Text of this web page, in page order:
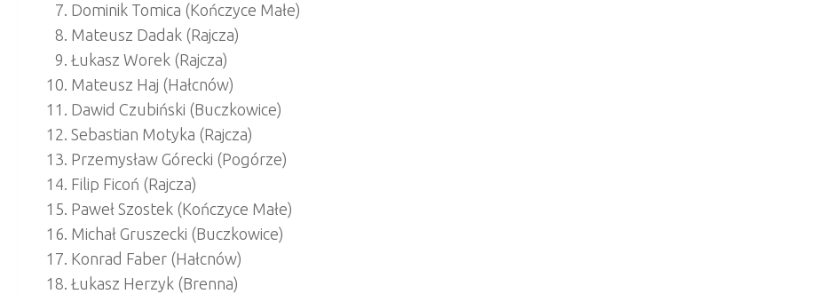
Dominik Tomica (Kończyce Małe)
Mateusz Dadak (Rajcza)
Łukasz Worek (Rajcza)
Mateusz Haj (Hałcnów)
Dawid Czubiński (Buczkowice)
Sebastian Motyka (Rajcza)
Przemysław Górecki (Pogórze)
Filip Ficoń (Rajcza)
Paweł Szostek (Kończyce Małe)
Michał Gruszecki (Buczkowice)
Konrad Faber (Hałcnów)
Łukasz Herzyk (Brenna)